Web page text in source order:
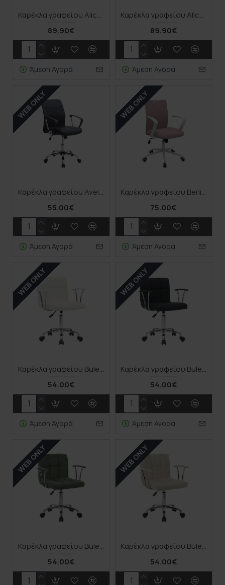
Καρέκλα γραφείου Alice Megapap υφασμάτινη χρώμα ανθρακί 61x61x80/90εκ.
89.90€
Άμεση Αγορά
Καρέκλα γραφείου Alice Megapap υφασμάτινη χρώμα γκρι 61x61x80/90εκ.
89.90€
Άμεση Αγορά
WEB ONLY
Καρέκλα γραφείου Avelon Megapap από τεχνόδερμα χρώμα μαύρο 60x56x94/103εκ.
55.00€
Άμεση Αγορά
WEB ONLY
Καρέκλα γραφείου Berlin Megapap υφασμάτινη χρώμα ροζ - λευκό 64x63x89/96εκ.
75.00€
Άμεση Αγορά
WEB ONLY
Καρέκλα γραφείου Buleco pakoworld pu σε λευκή απόχρωση 56x46x74-86εκ
54.00€
Άμεση Αγορά
WEB ONLY
Καρέκλα γραφείου Buleco pakoworld pu σε μαύρη απόχρωση 56x46x74-86εκ
54.00€
Άμεση Αγορά
WEB ONLY
Καρέκλα γραφείου Buleco pakoworld λαδί ύφασμα 56x46x74-86εκ
54.00€
WEB ONLY
Καρέκλα γραφείου Buleco pakoworld μπεζ ύφασμα 56x46x74-86εκ
54.00€